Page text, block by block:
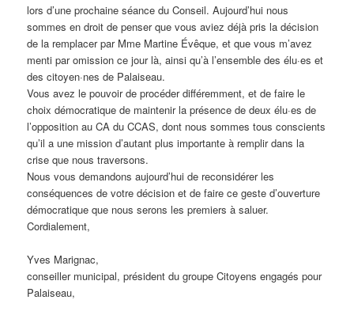
lors d’une prochaine séance du Conseil. Aujourd’hui nous
sommes en droit de penser que vous aviez déjà pris la décision
de la remplacer par Mme Martine Évêque, et que vous m’avez
menti par omission ce jour là, ainsi qu’à l’ensemble des élu·es et
des citoyen·nes de Palaiseau.
Vous avez le pouvoir de procéder différemment, et de faire le
choix démocratique de maintenir la présence de deux élu·es de
l’opposition au CA du CCAS, dont nous sommes tous conscients
qu’il a une mission d’autant plus importante à remplir dans la
crise que nous traversons.
Nous vous demandons aujourd’hui de reconsidérer les
conséquences de votre décision et de faire ce geste d’ouverture
démocratique que nous serons les premiers à saluer.
Cordialement,
Yves Marignac,
conseiller municipal, président du groupe Citoyens engagés pour
Palaiseau,